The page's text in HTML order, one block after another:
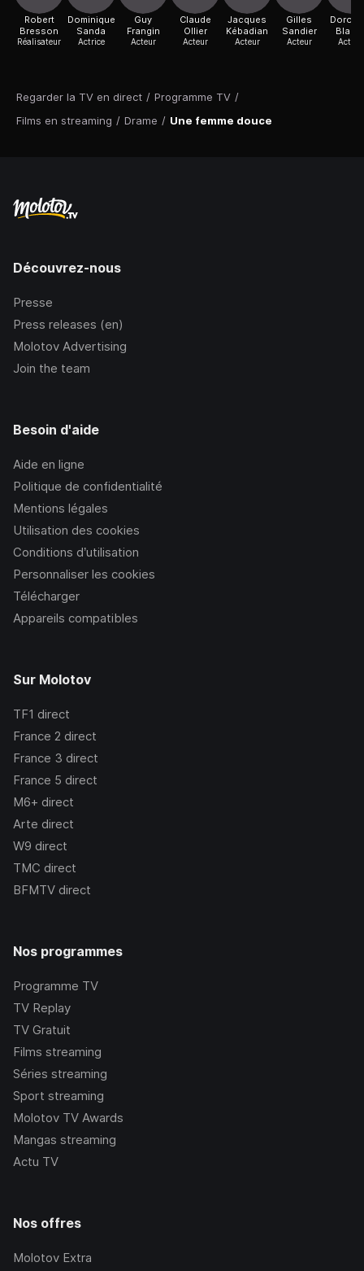
Regarder la TV en direct / Programme TV /
Films en streaming / Drame / Une femme douce
Robert
Bresson
Réalisateur
Dominique
Sanda
Actrice
Guy
Frangin
Acteur
Claude
Ollier
Acteur
Jacques
Kébadian
Acteur
Gilles
Sandier
Acteur Actrice
Découvrez-nous
Presse
Press releases (en)
Molotov Advertising
Join the team
Besoin d'aide
Aide en ligne
Politique de confidentialité
Mentions légales
Utilisation des cookies
Conditions d’utilisation
Personnaliser les cookies
Télécharger
Appareils compatibles
Sur Molotov
TF1 direct
France 2 direct
France 3 direct
France 5 direct
M6+ direct
Arte direct
W9 direct
TMC direct
BFMTV direct
Nos programmes
Programme TV
TV Replay
TV Gratuit
Films streaming
Séries streaming
Sport streaming
Molotov TV Awards
Mangas streaming
Actu TV
Nos offres
Molotov Extra